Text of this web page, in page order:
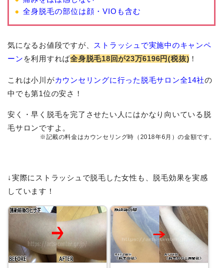
全身脱毛の部位は顔・VIOも含む
気になるお値段ですが、 ストラッシュで実施中のキャンペ
ーン を利用すれば全身脱毛18回が23万6196円(税抜) ！
これは小川がカウンセリングに行った脱毛サロン全14社の
中でも第1位の安さ！
安く・早く脱毛を完了させたい人にはかなり向いている脱
毛サロンですよ。
※記載の料金はカウンセリング時（2018年6月）の金額です。
↓実際にストラッシュで脱毛した女性も、脱毛効果を実感
しています！